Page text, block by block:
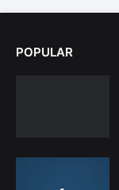
POPULAR